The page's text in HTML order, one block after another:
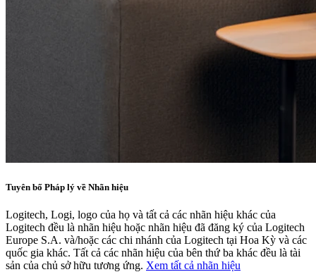
Tuyên bố Pháp lý về Nhãn hiệu
Logitech, Logi, logo của họ và tất cả các nhãn hiệu khác của
Logitech đều là nhãn hiệu hoặc nhãn hiệu đã đăng ký của Logitech
Europe S.A. và/hoặc các chi nhánh của Logitech tại Hoa Kỳ và các
quốc gia khác. Tất cả các nhãn hiệu của bên thứ ba khác đều là tài
sản của chủ sở hữu tương ứng. Xem tất cả nhãn hiệu